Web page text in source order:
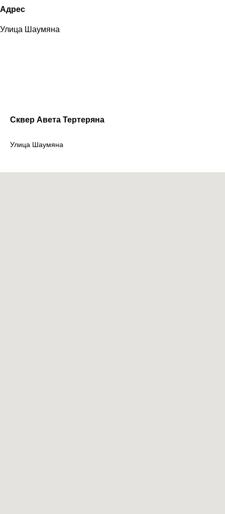
Адрес
Улица Шаумяна
Сквер Авета Тертеряна
Улица Шаумяна